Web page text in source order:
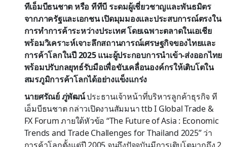
ทีเอ็มบีธนชาต หรือ ทีทีบี ระดมผู้เชี่ยวชาญและพันธมิตร
จากภาครัฐและเอกชน เปิดมุมมองและประสบการณ์ตรงใน
การทำการค้าระหว่างประเทศ โดยเฉพาะตลาดในเอเชีย
พร้อมวิเคราะห์เจาะลึกสถานการณ์เศรษฐกิจของไทยและ
การค้าโลกในปี 2025 แนะผู้ประกอบการนำเข้า-ส่งออกไทย
พร้อมปรับกลยุทธ์รับมือเพื่อขับเคลื่อนองค์กรให้เติบโตใน
สมรภูมิการค้าโลกได้อย่างแข็งแกร่ง
นายศรัณย์ ภู่พัฒน์ประธานเจ้าหน้าที่บริหารลูกค้าธุรกิจ ที
เอ็มบีธนชาต กล่าวเปิดงานสัมมนา ttb I Global Trade &
FX Forum ภายใต้หัวข้อ “The Future of Asia : Economic
Trends and Trade Challenges for Thailand 2025” ว่า